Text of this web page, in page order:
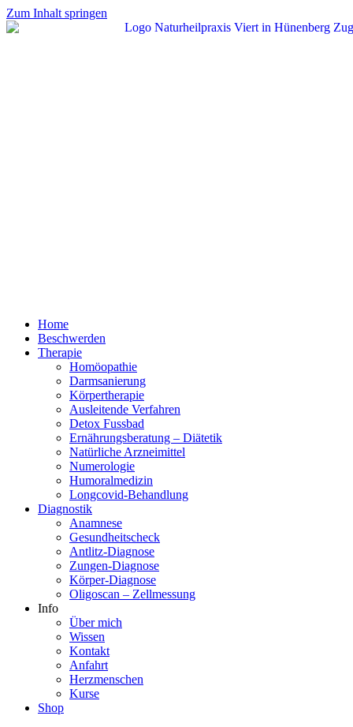
Zum Inhalt springen
Home
Beschwerden
Therapie
Homöopathie
Darmsanierung
Körpertherapie
Ausleitende Verfahren
Detox Fussbad
Ernährungsberatung – Diätetik
Natürliche Arzneimittel
Numerologie
Humoralmedizin
Longcovid-Behandlung
Diagnostik
Anamnese
Gesundheitscheck
Antlitz-Diagnose
Zungen-Diagnose
Körper-Diagnose
Oligoscan – Zellmessung
Info
Über mich
Wissen
Kontakt
Anfahrt
Herzmenschen
Kurse
Shop